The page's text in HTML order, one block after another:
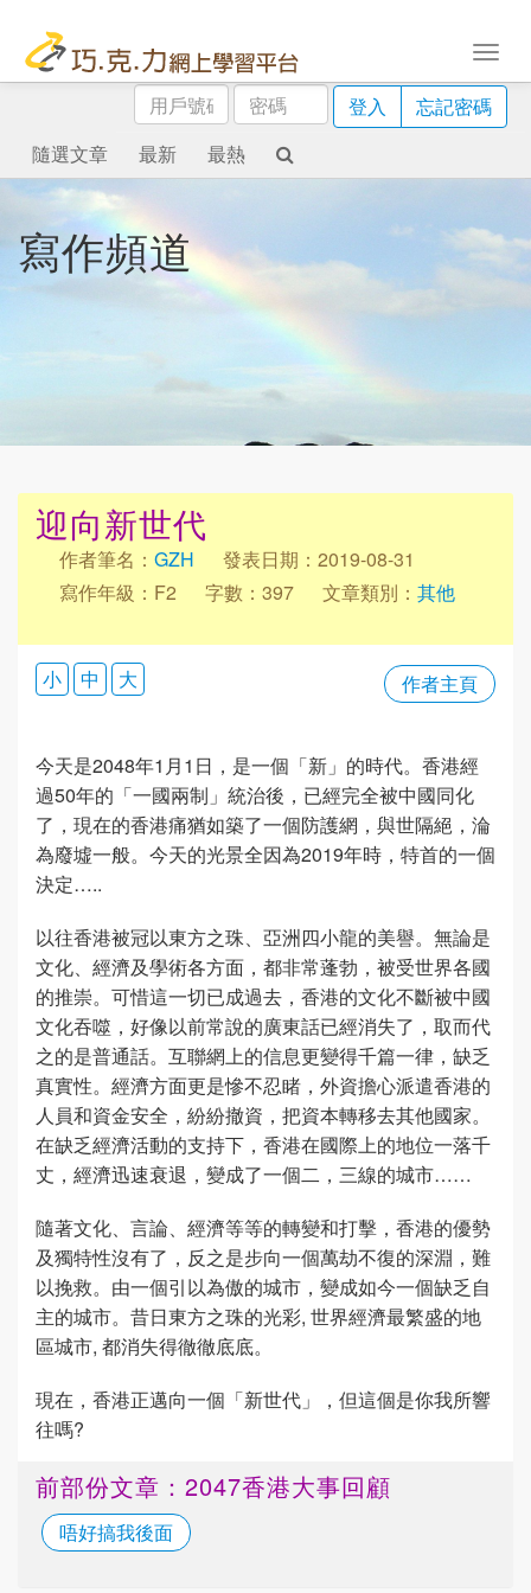
用
戶
號
碼
密
碼
登入
忘記密碼
隨選文章
最新 最熱
寫作頻道
迎向新世代
作者筆名： GZH
發表日期：2019-08-31
寫作年級：F2
字數：397 文章類別： 其他
作者主頁
小 中 大
今天是2048年1月1日，是一個「新」的時代。香港經
過50年的「一國兩制」統治後，已經完全被中國同化
了，現在的香港痛猶如築了一個防護網，與世隔絕，淪
為廢墟一般。今天的光景全因為2019年時，特首的一個
決定…..
以往香港被冠以東方之珠、亞洲四小龍的美譽。無論是
文化、經濟及學術各方面，都非常蓬勃，被受世界各國
的推崇。可惜這一切已成過去，香港的文化不斷被中國
文化吞噬，好像以前常說的廣東話已經消失了，取而代
之的是普通話。互聯網上的信息更變得千篇一律，缺乏
真實性。經濟方面更是慘不忍睹，外資擔心派遣香港的
人員和資金安全，紛紛撤資，把資本轉移去其他國家。
在缺乏經濟活動的支持下，香港在國際上的地位一落千
丈，經濟迅速衰退，變成了一個二，三線的城市……
隨著文化、言論、經濟等等的轉變和打擊，香港的優勢
及獨特性沒有了，反之是步向一個萬劫不復的深淵，難
以挽救。由一個引以為傲的城市，變成如今一個缺乏自
主的城市。昔日東方之珠的光彩, 世界經濟最繁盛的地
區城市, 都消失得徹徹底底。
現在，香港正邁向一個「新世代」，但這個是你我所響
往嗎?
前部份文章：2047香港大事回顧
唔好搞我後面